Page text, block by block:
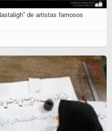
de artistas famosos